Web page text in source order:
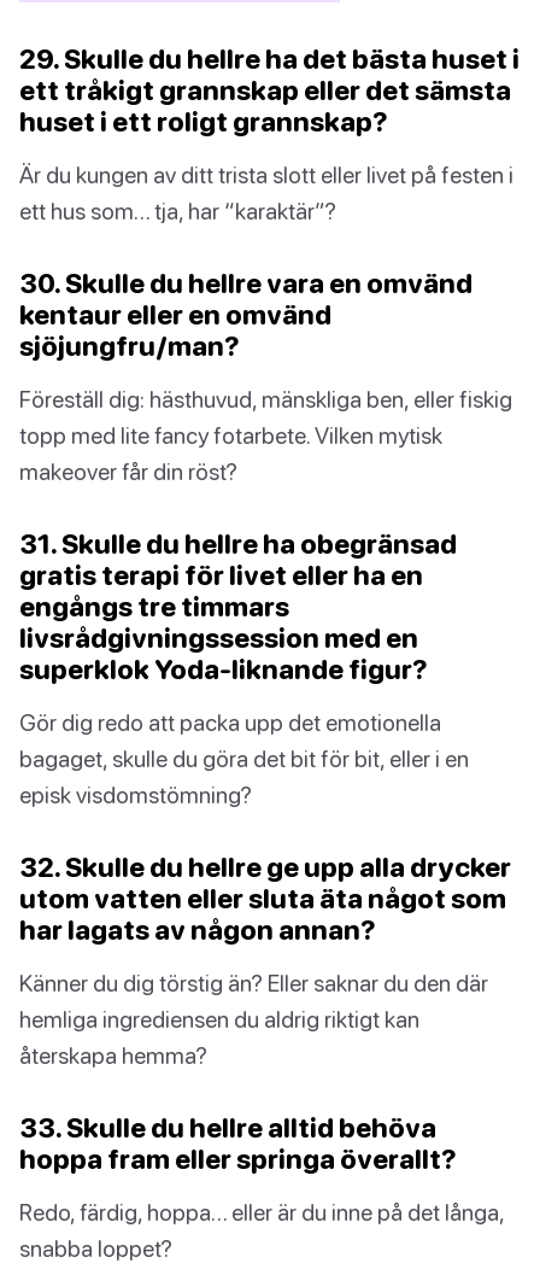
29. Skulle du hellre ha det bästa huset i
ett tråkigt grannskap eller det sämsta
huset i ett roligt grannskap?
Är du kungen av ditt trista slott eller livet på festen i
ett hus som… tja, har “karaktär”?
30. Skulle du hellre vara en omvänd
kentaur eller en omvänd
sjöjungfru/man?
Föreställ dig: hästhuvud, mänskliga ben, eller fiskig
topp med lite fancy fotarbete. Vilken mytisk
makeover får din röst?
31. Skulle du hellre ha obegränsad
gratis terapi för livet eller ha en
engångs tre timmars
livsrådgivningssession med en
superklok Yoda-liknande figur?
Gör dig redo att packa upp det emotionella
bagaget, skulle du göra det bit för bit, eller i en
episk visdomstömning?
32. Skulle du hellre ge upp alla drycker
utom vatten eller sluta äta något som
har lagats av någon annan?
Känner du dig törstig än? Eller saknar du den där
hemliga ingrediensen du aldrig riktigt kan
återskapa hemma?
33. Skulle du hellre alltid behöva
hoppa fram eller springa överallt?
Redo, färdig, hoppa… eller är du inne på det långa,
snabba loppet?